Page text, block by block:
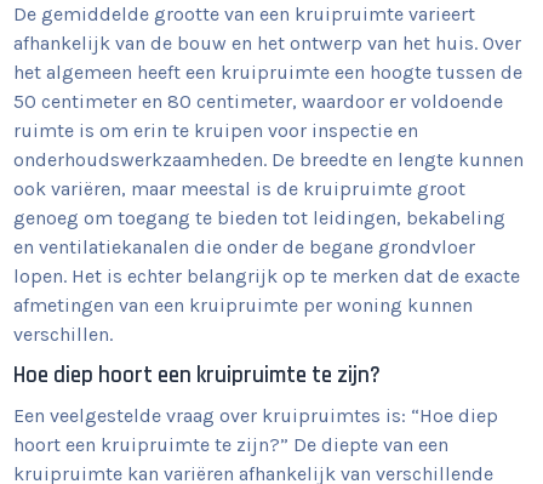
De gemiddelde grootte van een kruipruimte varieert
afhankelijk van de bouw en het ontwerp van het huis. Over
het algemeen heeft een kruipruimte een hoogte tussen de
50 centimeter en 80 centimeter, waardoor er voldoende
ruimte is om erin te kruipen voor inspectie en
onderhoudswerkzaamheden. De breedte en lengte kunnen
ook variëren, maar meestal is de kruipruimte groot
genoeg om toegang te bieden tot leidingen, bekabeling
en ventilatiekanalen die onder de begane grondvloer
lopen. Het is echter belangrijk op te merken dat de exacte
afmetingen van een kruipruimte per woning kunnen
verschillen.
Hoe diep hoort een kruipruimte te zijn?
Een veelgestelde vraag over kruipruimtes is: “Hoe diep
hoort een kruipruimte te zijn?” De diepte van een
kruipruimte kan variëren afhankelijk van verschillende